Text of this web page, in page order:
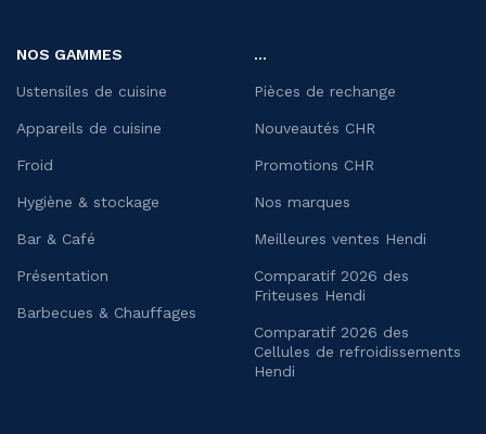
NOS GAMMES
Ustensiles de cuisine
Appareils de cuisine
Froid
Hygiène & stockage
Bar & Café
Présentation
Barbecues & Chauffages
...
Pièces de rechange
Nouveautés CHR
Promotions CHR
Nos marques
Meilleures ventes Hendi
Comparatif 2026 des
Friteuses Hendi
Comparatif 2026 des
Cellules de refroidissements
Hendi